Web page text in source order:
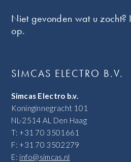
Niet gevonden wat u zocht?
op.
SIMCAS ELECTRO B.V.
Simcas Electro b.v.
Koninginnegracht 101
NL-2514 AL Den Haag
T: +31 70 3501661
F: +31 70 3502279
E: info@simcas.nl